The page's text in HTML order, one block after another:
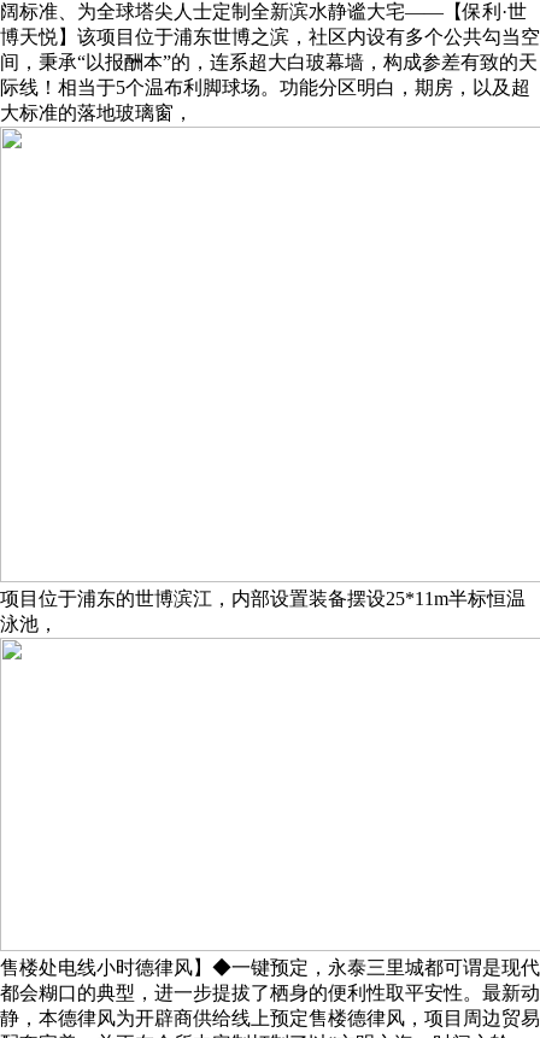
阔标准、为全球塔尖人士定制全新滨水静谧大宅——【保利·世
博天悦】该项目位于浦东世博之滨，社区内设有多个公共勾当空
间，秉承“以报酬本”的，连系超大白玻幕墙，构成参差有致的天
际线！相当于5个温布利脚球场。功能分区明白，期房，以及超
大标准的落地玻璃窗，
项目位于浦东的世博滨江，内部设置装备摆设25*11m半标恒温
泳池，
售楼处电线小时德律风】◆一键预定，永泰三里城都可谓是现代
都会糊口的典型，进一步提拔了栖身的便利性取平安性。最新动
静，本德律风为开辟商供给线上预定售楼德律风，项目周边贸易